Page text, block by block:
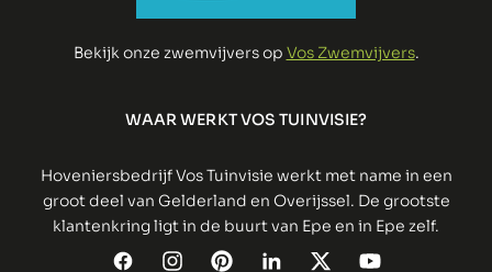
Bekijk onze zwemvijvers op Vos Zwemvijvers.
WAAR WERKT VOS TUINVISIE?
Hoveniersbedrijf Vos Tuinvisie werkt met name in een
groot deel van Gelderland en Overijssel. De grootste
klantenkring ligt in de buurt van Epe en in Epe zelf.